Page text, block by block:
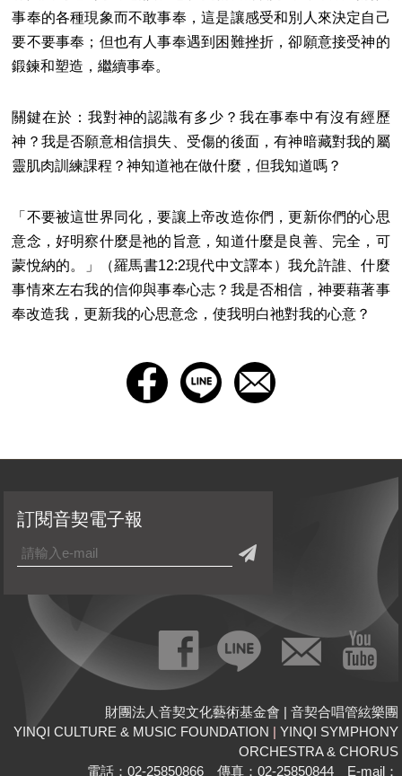
事奉的各種現象而不敢事奉，這是讓感受和別人來決定自己
要不要事奉；但也有人事奉遇到困難挫折，卻願意接受神的
鍛鍊和塑造，繼續事奉。
關鍵在於：我對神的認識有多少？我在事奉中有沒有經歷
神？我是否願意相信損失、受傷的後面，有神暗藏對我的屬
靈肌肉訓練課程？神知道祂在做什麼，但我知道嗎？
「不要被這世界同化，要讓上帝改造你們，更新你們的心思
意念，好明察什麼是祂的旨意，知道什麼是良善、完全，可
蒙悅納的。」（羅馬書12:2現代中文譯本​）我允許誰、什麼
事情來左右我的信仰與事奉心志？我是否相信，神要藉著事
奉改造我，更新我的心思意念，使我明白祂對我的心意？
財團法人音契文化藝術基金會 | 音契合唱管絃樂團
YINQI CULTURE & MUSIC FOUNDATION | YINQI SYMPHONY
ORCHESTRA & CHORUS
電話：02-25850866 傳真：02-25850844 E-mail：
訂閱音契電子報